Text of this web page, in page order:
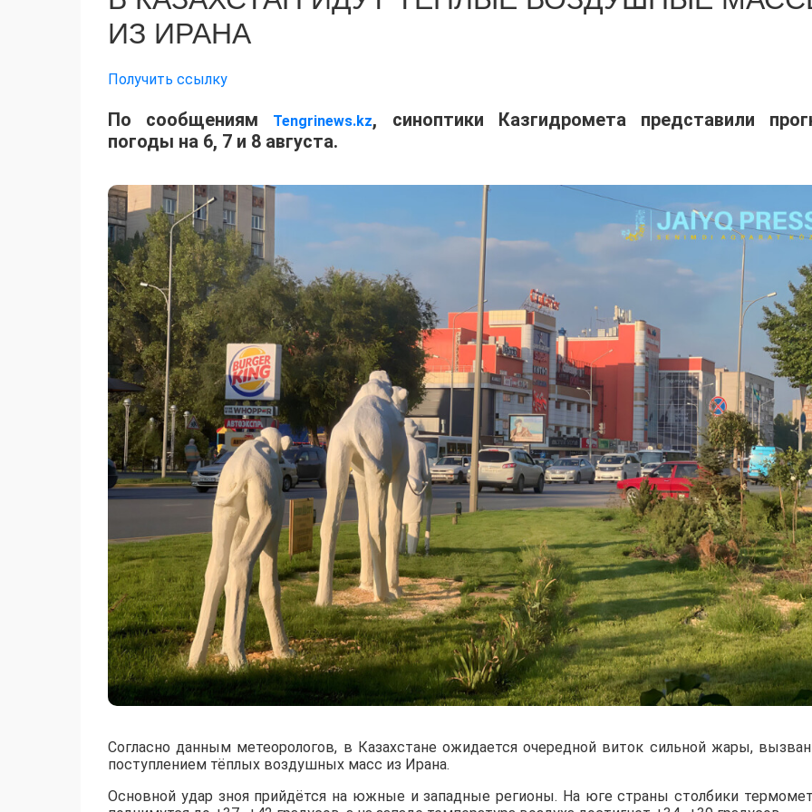
ИЗ ИРАНА
Получить ссылку
По сообщениям Tengrinews.kz, синоптики Казгидромета представили
погоды на 6, 7 и 8 августа.
Согласно данным метеорологов, в Казахстане ожидается очередной виток сильной жары,
поступлением тёплых воздушных масс из Ирана.
​Основной удар зноя прийдётся на южные и западные регионы. На юге страны столбики